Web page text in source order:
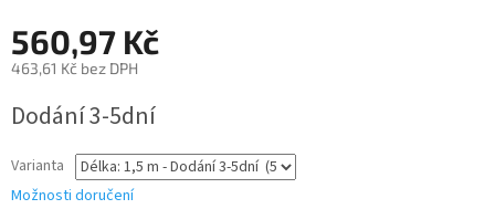
560,97 Kč
463,61 Kč bez DPH
cena:
Dodání 3-5dní
Varianta
Možnosti doručení